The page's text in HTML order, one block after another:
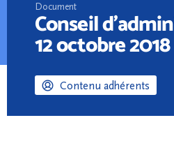
Document
Conseil
12 octobre 2018
Contenu adhérents